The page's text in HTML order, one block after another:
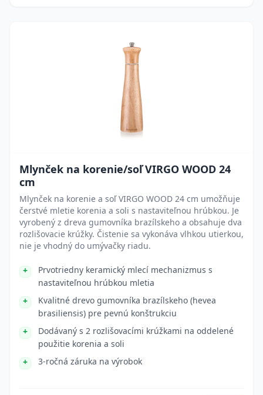
Mlynček na korenie/soľ VIRGO WOOD 24
cm
Mlynček na korenie a soľ VIRGO WOOD 24 cm umožňuje
čerstvé mletie korenia a soli s nastaviteľnou hrúbkou. Je
vyrobený z dreva gumovníka brazílskeho a obsahuje dva
rozlišovacie krúžky. Čistenie sa vykonáva vlhkou utierkou,
nie je vhodný do umývačky riadu.
Prvotriedny keramický mlecí mechanizmus s
nastaviteľnou hrúbkou mletia
Kvalitné drevo gumovníka brazílskeho (hevea
brasiliensis) pre pevnú konštrukciu
Dodávaný s 2 rozlišovacími krúžkami na oddelené
použitie korenia a soli
3-ročná záruka na výrobok